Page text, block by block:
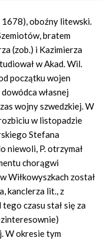
1678), oboźny litewski.
bratem
(zob.) i Kazimierza
w Akad. Wil.
początku wojen
własnej
wojny szwedzkiej. W
w listopadzie
Stefana
niewoli, P. otrzymał
chorągwi
Wiłkowyszkach został
kanclerza lit., z
tego czasu stał się za
W okresie tym